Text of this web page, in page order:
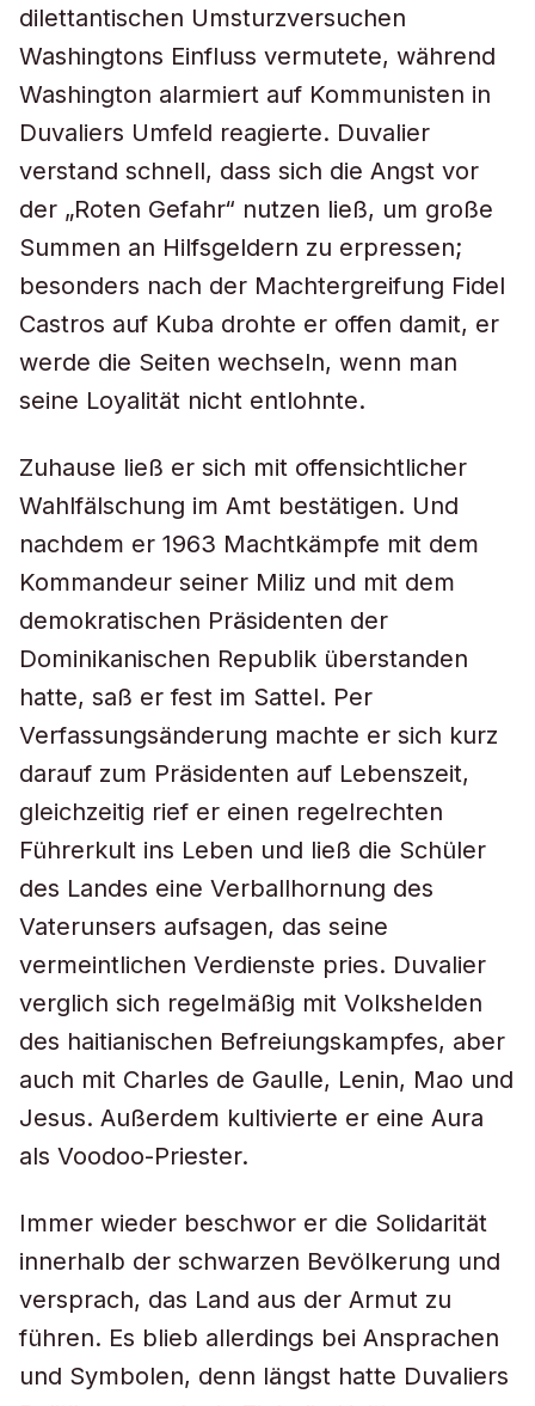
dilettantischen Umsturzversuchen
Washingtons Einfluss vermutete, während
Washington alarmiert auf Kommunisten in
Duvaliers Umfeld reagierte. Duvalier
verstand schnell, dass sich die Angst vor
der „Roten Gefahr“ nutzen ließ, um große
Summen an Hilfsgeldern zu erpressen;
besonders nach der Machtergreifung Fidel
Castros auf Kuba drohte er offen damit, er
werde die Seiten wechseln, wenn man
seine Loyalität nicht entlohnte.
Zuhause ließ er sich mit offensichtlicher
Wahlfälschung im Amt bestätigen. Und
nachdem er 1963 Machtkämpfe mit dem
Kommandeur seiner Miliz und mit dem
demokratischen Präsidenten der
Dominikanischen Republik überstanden
hatte, saß er fest im Sattel. Per
Verfassungsänderung machte er sich kurz
darauf zum Präsidenten auf Lebenszeit,
gleichzeitig rief er einen regelrechten
Führerkult ins Leben und ließ die Schüler
des Landes eine Verballhornung des
Vaterunsers aufsagen, das seine
vermeintlichen Verdienste pries. Duvalier
verglich sich regelmäßig mit Volkshelden
des haitianischen Befreiungskampfes, aber
auch mit Charles de Gaulle, Lenin, Mao und
Jesus. Außerdem kultivierte er eine Aura
als Voodoo-Priester.
Immer wieder beschwor er die Solidarität
innerhalb der schwarzen Bevölkerung und
versprach, das Land aus der Armut zu
führen. Es blieb allerdings bei Ansprachen
und Symbolen, denn längst hatte Duvaliers